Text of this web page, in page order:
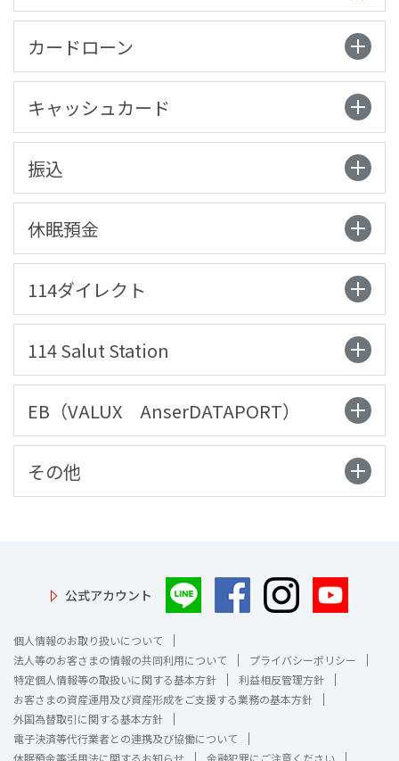
カードローン
キャッシュカード
振込
休眠預金
114ダイレクト
114 Salut Station
EB（VALUX AnserDATAPORT）
その他
公式アカウント
個人情報のお取り扱いについて
法人等のお客さまの情報の共同利用について
プライバシーポリシー
特定個人情報等の取扱いに関する基本方針
利益相反管理方針
お客さまの資産運用及び資産形成をご支援する業務の基本方針
外国為替取引に関する基本方針
電子決済等代行業者との連携及び協働について
休眠預金等活用法に関するお知らせ
金融犯罪にご注意ください